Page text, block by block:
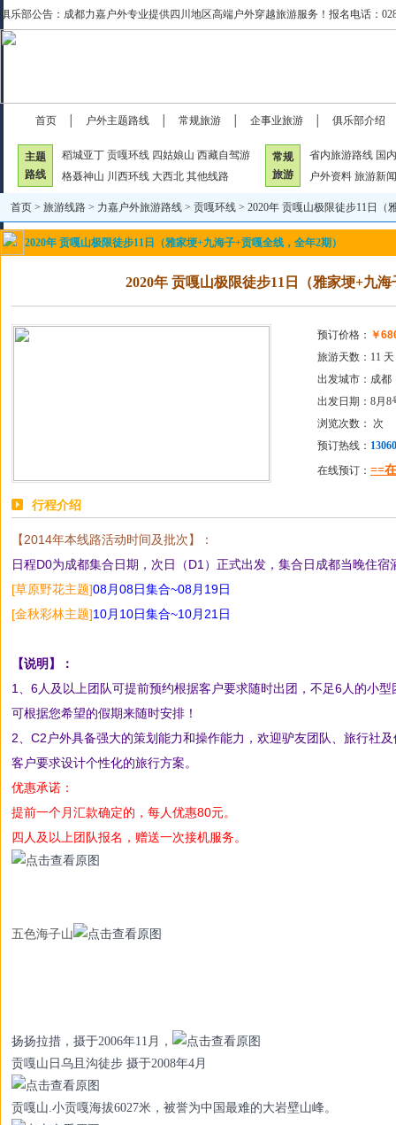
俱乐部公告：成都力嘉户外专业提供四川地区高端户外穿越旅游服务！报名电话：
首页 户外主题路线 常规旅游 企事业旅游 俱乐部介绍
主题
路线
稻城亚丁 贡嘎环线 四姑娘山 西藏自驾游
常规
旅游
省内旅游路线 国
格聂神山 川西环线 大西北 其他线路 户外资料 旅游新闻
首页 > 旅游线路 > 力嘉户外旅游路线 > 贡嘎环线 > 2020年 贡嘎山极限徒步11日（
2020年 贡嘎山极限徒步11日（雅家埂+九海子+贡嘎全线，全年2期）
2020年 贡嘎山极限徒步11日（雅家埂+九
预订价格： ￥
旅游天数：11 天
出发城市：成都
出发日期：8月8
浏览次数： 次
预订热线：
在线预订： ==
行程介绍
【2014年本线路活动时间及批次】：
日程D0为成都集合日期，次日（D1）正式出发，集合日成都当晚住宿
[草原野花主题]08月08日集合~08月19日
[金秋彩林主题]10月10日集合~10月21日
【说明】：
1、6人及以上团队可提前预约根据客户要求随时出团，不足6人的小
可根据您希望的假期来随时安排！
2、C2户外具备强大的策划能力和操作能力，欢迎驴友团队、旅行社
客户要求设计个性化的旅行方案。
优惠承诺：
提前一个月汇款确定的，每人优惠80元。
四人及以上团队报名，赠送一次接机服务。
五色海子山
扬扬拉措，摄于2006年11月，
贡嘎山日乌且沟徒步 摄于2008年4月
贡嘎山.小贡嘎海拔6027米，被誉为中国最难的大岩壁山峰。